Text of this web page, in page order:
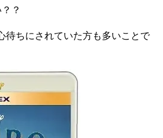
？
待ちにされていた方も多いことで